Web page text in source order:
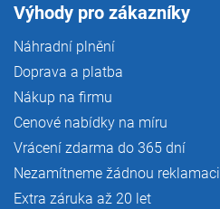
Výhody pro zákazníky
Náhradní plnění
Doprava a platba
Nákup na firmu
Cenové nabídky na míru
Vrácení zdarma do 365 dní
Nezamítneme žádnou reklamaci
Extra záruka až 20 let